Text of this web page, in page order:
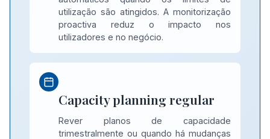
utilização são atingidos. A monitorização
proactiva reduz o impacto nos
utilizadores e no negócio.
Capacity planning regular
Rever planos de capacidade
trimestralmente ou quando há mudanças